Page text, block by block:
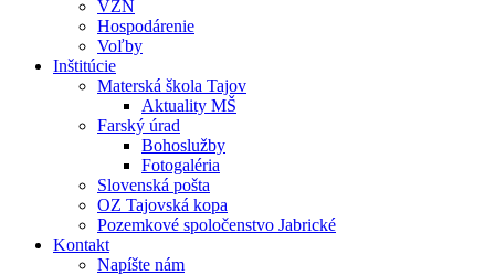
VZN
Hospodárenie
Voľby
Inštitúcie
Materská škola Tajov
Aktuality MŠ
Farský úrad
Bohoslužby
Fotogaléria
Slovenská pošta
OZ Tajovská kopa
Pozemkové spoločenstvo Jabrické
Kontakt
Napíšte nám